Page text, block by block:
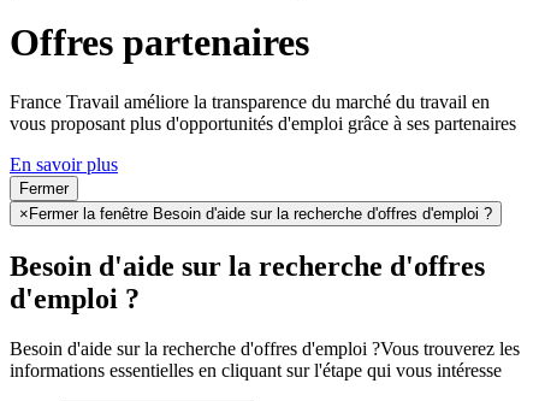
Offres partenaires
France Travail améliore la transparence du marché du travail en
vous proposant plus d'opportunités d'emploi grâce à ses partenaires
En savoir plus
Fermer
×Fermer la fenêtre Besoin d'aide sur la recherche d'offres d'emploi ?
Besoin d'aide sur la recherche d'offres
d'emploi ?
Besoin d'aide sur la recherche d'offres d'emploi ?Vous trouverez les
informations essentielles en cliquant sur l'étape qui vous intéresse